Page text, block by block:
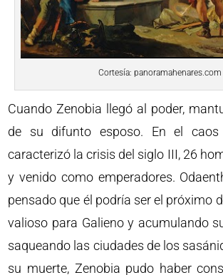
Cortesía: panoramahenares.com
Cuando Zenobia llegó al poder,
de su difunto esposo. En el
caracterizó la crisis del siglo III, 26
y venido como emperadores.
pensado que él podría ser el próximo
valioso para Galieno y acumulando
saqueando las ciudades de los
su muerte, Zenobia pudo haber